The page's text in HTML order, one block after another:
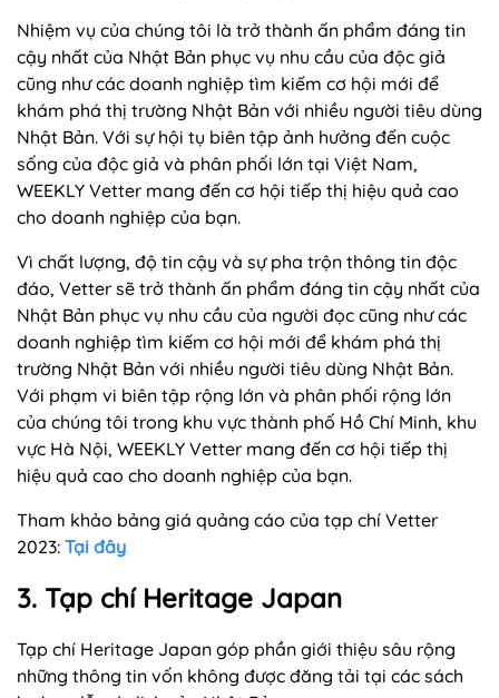
Nhiệm vụ của chúng tôi là trở thành ấn phẩm đáng tin
cậy nhất của Nhật Bản phục vụ nhu cầu của độc giả
cũng như các doanh nghiệp tìm kiếm cơ hội mới để
khám phá thị trường Nhật Bản với nhiều người tiêu dùng
Nhật Bản. Với sự hội tụ biên tập ảnh hưởng đến cuộc
sống của độc giả và phân phối lớn tại Việt Nam,
WEEKLY Vetter mang đến cơ hội tiếp thị hiệu quả cao
cho doanh nghiệp của bạn.
Vì chất lượng, độ tin cậy và sự pha trộn thông tin độc
đáo, Vetter sẽ trở thành ấn phẩm đáng tin cậy nhất của
Nhật Bản phục vụ nhu cầu của người đọc cũng như các
doanh nghiệp tìm kiếm cơ hội mới để khám phá thị
trường Nhật Bản với nhiều người tiêu dùng Nhật Bản.
Với phạm vi biên tập rộng lớn và phân phối rộng lớn
của chúng tôi trong khu vực thành phố Hồ Chí Minh, khu
vực Hà Nội, WEEKLY Vetter mang đến cơ hội tiếp thị
hiệu quả cao cho doanh nghiệp của bạn.
Tham khảo bảng giá quảng cáo của tạp chí Vetter
2023: Tại đây
3. Tạp chí Heritage Japan
Tạp chí Heritage Japan góp phần giới thiệu sâu rộng
những thông tin vốn không được đăng tải tại các sách